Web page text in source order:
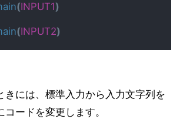
(INPUT1)
(INPUT2)
きには、標準入力から入力文字列を
ードを変更します。